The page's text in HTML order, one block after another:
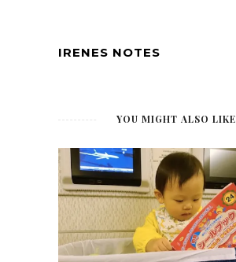
IRENES NOTES
YOU MIGHT ALSO LIKE